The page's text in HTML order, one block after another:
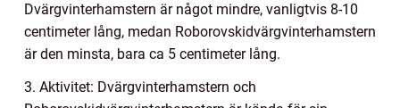
Dvärgvinterhamstern är något mindre, vanligtvis 8-10
centimeter lång, medan Roborovskidvärgvinterhamstern
är den minsta, bara ca 5 centimeter lång.
3. Aktivitet: Dvärgvinterhamstern och